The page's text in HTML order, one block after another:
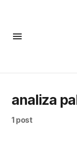
analiza
1 post